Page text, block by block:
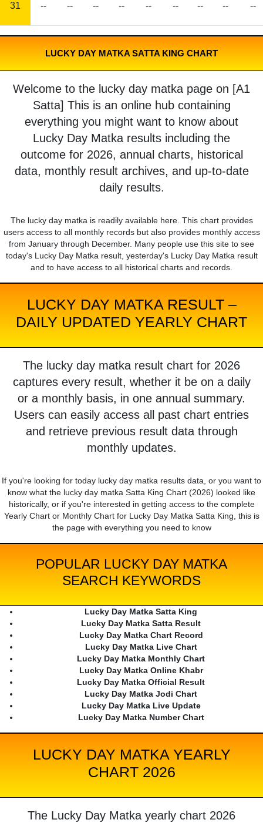
31 -- -- -- -- -- -- -- -- --
LUCKY DAY MATKA SATTA KING CHART
Welcome to the lucky day matka page on [A1
Satta] This is an online hub containing
everything you might want to know about
Lucky Day Matka results including the
outcome for 2026, annual charts, historical
data, monthly result archives, and up-to-date
daily results.
The lucky day matka is readily available here. This chart provides
users access to all monthly records but also provides monthly access
from January through December. Many people use this site to see
today's Lucky Day Matka result, yesterday's Lucky Day Matka result
and to have access to all historical charts and records.
LUCKY DAY MATKA RESULT –
DAILY UPDATED YEARLY CHART
The lucky day matka result chart for 2026
captures every result, whether it be on a daily
or a monthly basis, in one annual summary.
Users can easily access all past chart entries
and retrieve previous result data through
monthly updates.
If you're looking for today lucky day matka results data, or you want to
know what the lucky day matka Satta King Chart (2026) looked like
historically, or if you're interested in getting access to the complete
Yearly Chart or Monthly Chart for Lucky Day Matka Satta King, this is
the page with everything you need to know
POPULAR LUCKY DAY MATKA
SEARCH KEYWORDS
Lucky Day Matka Satta King
Lucky Day Matka Satta Result
Lucky Day Matka Chart Record
Lucky Day Matka Live Chart
Lucky Day Matka Monthly Chart
Lucky Day Matka Online Khabr
Lucky Day Matka Official Result
Lucky Day Matka Jodi Chart
Lucky Day Matka Live Update
Lucky Day Matka Number Chart
LUCKY DAY MATKA YEARLY
CHART 2026
The Lucky Day Matka yearly chart 2026